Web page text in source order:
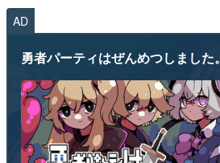
AD
勇者パーティはぜんめつしました。